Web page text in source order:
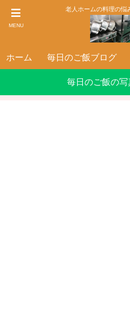
MENU
老人ホームの料理の悩
ホーム 毎日のご飯ブログ
毎日のご飯の写